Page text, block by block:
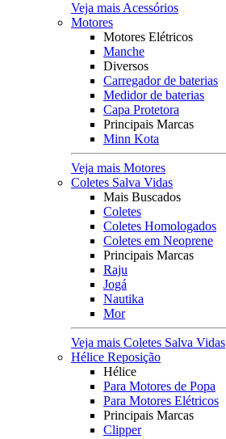
Veja mais Acessórios
Motores
Motores Elétricos
Manche
Diversos
Carregador de baterias
Medidor de baterias
Capa Protetora
Principais Marcas
Minn Kota
Veja mais Motores
Coletes Salva Vidas
Mais Buscados
Coletes
Coletes Homologados
Coletes em Neoprene
Principais Marcas
Raju
Jogá
Nautika
Mor
Veja mais Coletes Salva Vidas
Hélice Reposição
Hélice
Para Motores de Popa
Para Motores Elétricos
Principais Marcas
Clipper